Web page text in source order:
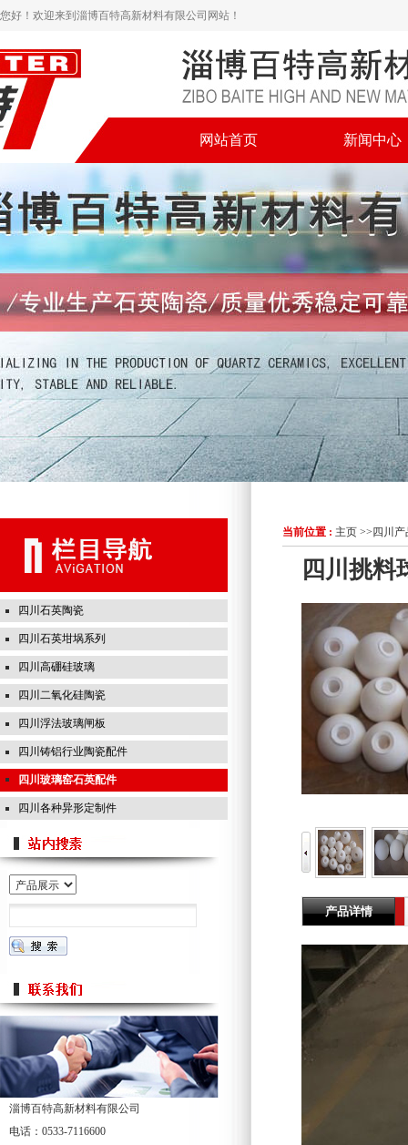
您好！欢迎来到淄博百特高新材料有限公司网站！
网站首页 新闻中心
当前位置 : 主页 >> 四川
四川挑料
产品详情
四川石英陶瓷
四川石英坩埚系列
四川高硼硅玻璃
四川二氧化硅陶瓷
四川浮法玻璃闸板
四川铸铝行业陶瓷配件
四川玻璃窑石英配件
四川各种异形定制件
淄博百特高新材料有限公司
电话：0533-7116600